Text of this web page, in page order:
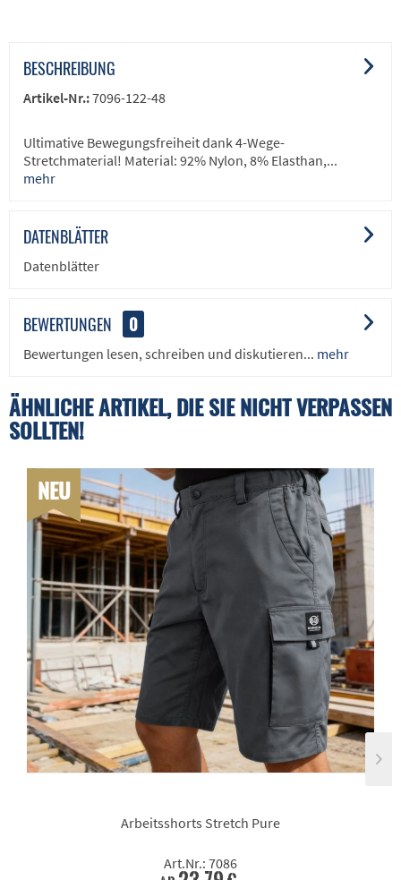
BESCHREIBUNG
Artikel-Nr.:7096-122-48
Ultimative Bewegungsfreiheit dank 4-Wege-
Stretchmaterial! Material: 92% Nylon, 8% Elasthan,...
mehr
DATENBLÄTTER
Datenblätter
BEWERTUNGEN 0
Bewertungen lesen, schreiben und diskutieren... mehr
ÄHNLICHE ARTIKEL, DIE SIE NICHT VERPASSEN
SOLLTEN!
NEU
Arbeitsshorts Stretch Pure
Art.Nr.: 7086